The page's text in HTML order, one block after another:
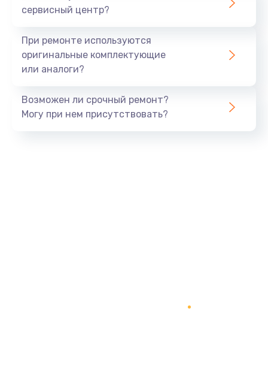
Восстановление данных
Заказать
1060 руб.
сервисный центр?
При ремонте используются
оригинальные комплектующие
или аналоги?
Возможен ли срочный ремонт?
Могу при нем присутствовать?